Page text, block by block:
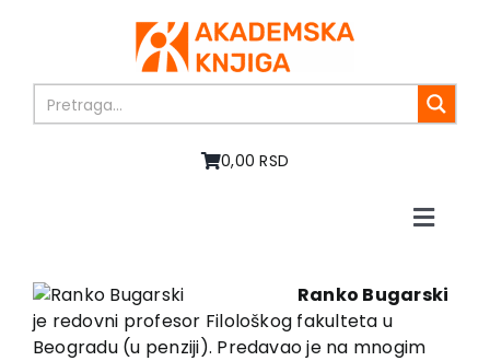
0,00 RSD
Toggle
O nama
Knjige
Ranko Bugarski
je redovni profesor Filološkog fakulteta u
Beogradu (u penziji). Predavao je na mnogim